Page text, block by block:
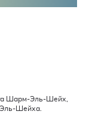
Шарм-Эль-Шейх,
Шейха.